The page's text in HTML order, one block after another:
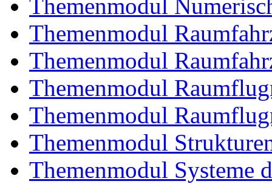
Themenmodul
Themenmodul
Themenmodul
Themenmodul
Themenmodul
Themenmodul
Themenmodul Systeme